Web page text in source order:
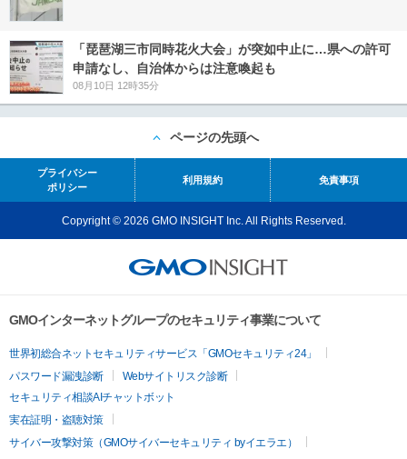
「琵琶湖三市同時花火大会」が突如中止に…県への許可
申請なし、自治体からは注意喚起も
08月10日 12時35分
ページの先頭へ
プライバシー
ポリシー
利用規約 免責事項
Copyright © 2026 GMO INSIGHT Inc. All Rights Reserved.
GMOインターネットグループのセキュリティ事業について
世界初総合ネットセキュリティサービス「GMOセキュリティ24」
パスワード漏洩診断
Webサイトリスク診断
セキュリティ相談AIチャットボット
実在証明・盗聴対策
サイバー攻撃対策（GMOサイバーセキュリティ byイエラエ）